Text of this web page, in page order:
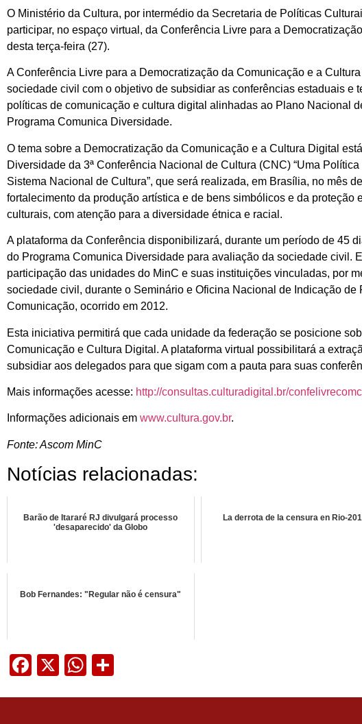
O Ministério da Cultura, por intermédio da Secretaria de Políticas
participar, no espaço virtual, da Conferência Livre para a
desta terça-feira (27).
A Conferência Livre para a Democratização da Comunicação e a
sociedade civil com o objetivo de subsidiar as conferências estaduais e
políticas de comunicação e cultura digital alinhadas ao Plano Nacional
Programa Comunica Diversidade.
O tema sobre a Democratização da Comunicação e a Cultura Digital
Diversidade da 3ª Conferência Nacional de Cultura (CNC) “Uma
Sistema Nacional de Cultura”, que será realizada, em Brasília, no mês
fortalecimento da produção artística e de bens simbólicos e da proteção
culturais, com atenção para a diversidade étnica e racial.
A plataforma da Conferência disponibilizará, durante um período de 45
do Programa Comunica Diversidade para avaliação da sociedade civil.
participação das unidades do MinC e suas instituições vinculadas, por
sociedade civil, durante o Seminário e Oficina Nacional de Indicação
Comunicação, ocorrido em 2012.
Esta iniciativa permitirá que cada unidade da federação se posicione
Comunicação e Cultura Digital. A plataforma virtual possibilitará a
subsidiar aos delegados para que sigam com a pauta para suas
Mais informações acesse: http://consultas.culturadigital.br/
Informações adicionais em www.cultura.gov.br.
Fonte: Ascom MinC
Notícias relacionadas:
Barão de Itararé RJ divulgará processo
'desaparecido' da Globo
La derrota de la censura en Rio-
Bob Fernandes: "Regular não é censura"
Facebook
X WhatsApp